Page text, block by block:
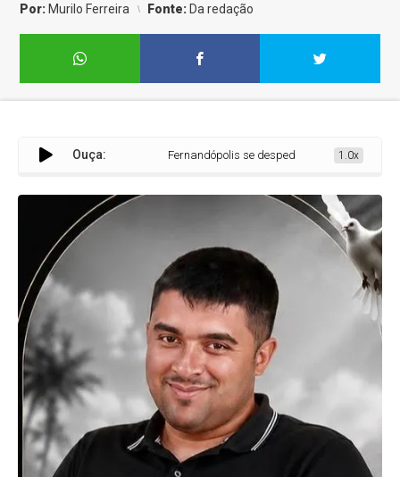
Por: Murilo Ferreira Fonte: Da redação
Ouça: Fernandópolis se despede de João Vitor da
1.0x